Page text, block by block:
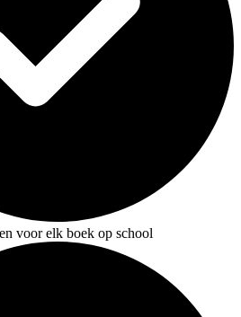
voor elk boek op school